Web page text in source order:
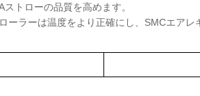
トローの品質を高めます。
ーラーは温度をより正確にし、SMCエアレ